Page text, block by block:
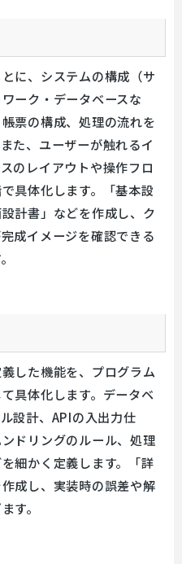
に、システムの構成（サ
ーク・データベースな
票の構成、処理の流れを
た、ユーザーが触れるイ
のレイアウトや操作フロ
具体化します。「基本設
計書」などを作成し、ク
成イメージを確認できる
した機能を、プログラム
具体化します。データベ
設計、APIの入出力仕
ドリングのルール、処理
細かく定義します。「詳
成し、実装時の誤差や解
す。